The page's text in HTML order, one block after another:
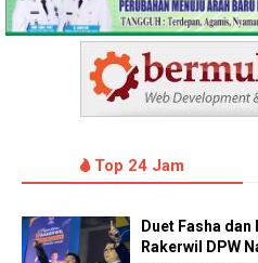
Top 24 Jam
Duet Fasha
Rakerwil DPW